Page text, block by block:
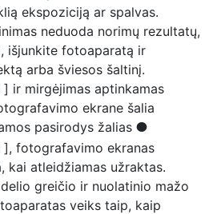
ekspoziciją ar spalvas.
neduoda norimų rezultatų,
išjunkite fotoaparatą ir
arba šviesos šaltinį.
] ir mirgėjimas aptinkamas
ekrane šalia
pasirodys žalias I
], fotografavimo ekranas
kai atleidžiamas užraktas.
greičio ir nuolatinio mažo
veiks taip, kaip